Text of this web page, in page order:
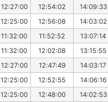
12:27:00 12:54:02
14:09:33
12:25:00 12:56:08
14:03:02
11:32:00 11:52:52
13:07:14
11:32:00 12:02:08
13:15:55
12:27:00 12:47:49
14:03:17
12:25:00 12:52:55
14:06:16
12:25:00 12:48:00
14:02:53